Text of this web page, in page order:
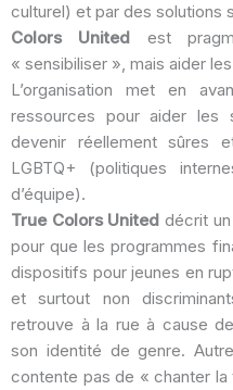
culturel) et par des solutions
Colors United est
« sensibiliser », mais aider
L’organisation met en
ressources pour aider les
devenir réellement sûres
LGBTQ+ (politiques
d’équipe).
True Colors United décrit
pour que les programmes
dispositifs pour jeunes en
et surtout non
retrouve à la rue à cause
son identité de genre.
contente pas de « chanter